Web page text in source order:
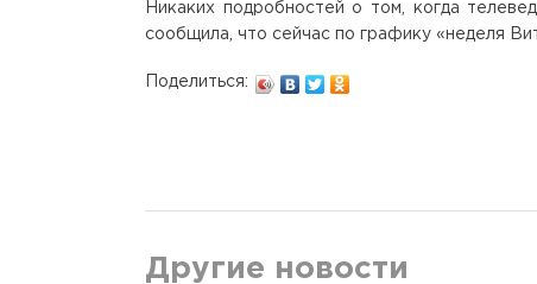
Никаких подробностей о том, когда
сообщила, что сейчас по графику «неделя
Поделиться:
Другие новости